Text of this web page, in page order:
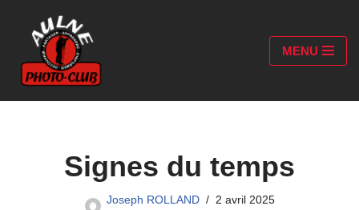
Aller
au
contenu
MENU
Signes du temps
Joseph ROLLAND 2 avril 2025